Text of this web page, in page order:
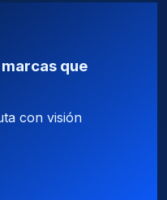
que
con visión